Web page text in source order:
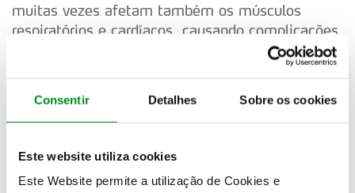
Consentir Detalhes Sobre os cookies
Este website utiliza cookies
Este Website permite a utilização de Cookies e
muitas vezes afetam também os músculos
respiratórios e cardíacos, causando complicações
o tempo, comprometendo a autonomia e a
mobilidade dos doentes. Por isso, a presença da
oportunidade para aumentar a consciencialização
e promover um olhar mais atento e inclusivo da